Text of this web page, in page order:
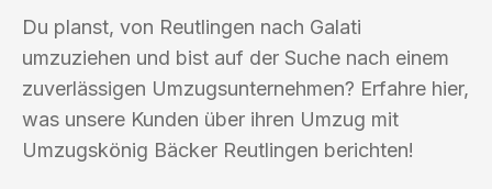
Du planst, von Reutlingen nach Galati
umzuziehen und bist auf der Suche nach einem
zuverlässigen Umzugsunternehmen? Erfahre hier,
was unsere Kunden über ihren Umzug mit
Umzugskönig Bäcker Reutlingen berichten!